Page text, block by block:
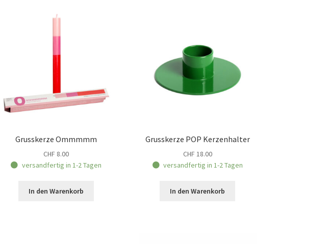
Grusskerze Ommmmm
CHF 8.00
versandfertig in 1-2 Tagen
In den Warenkorb
Grusskerze POP Kerzenhalter
CHF 18.00
versandfertig in 1-2 Tagen
In den Warenkorb